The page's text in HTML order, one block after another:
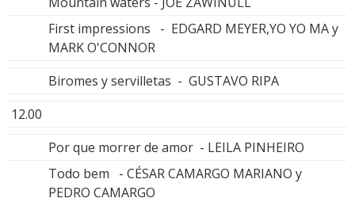
First impressions - EDGARD MEYER,YO YO MA y
MARK O'CONNOR
Biromes y servilletas - GUSTAVO RIPA
12.00
Por que morrer de amor - LEILA PINHEIRO
Todo bem - CÉSAR CAMARGO MARIANO y
PEDRO CAMARGO